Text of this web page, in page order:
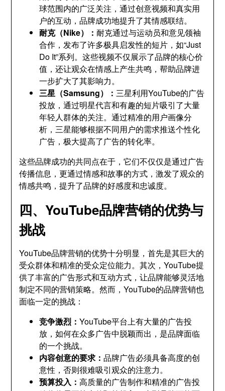
球范围内的广泛关注，通过创意视频和真实用
户的互动，品牌成功地提升了其情感联结。
耐克（Nike）：耐克通过与运动员和意见领袖
合作，发布了许多极具启发性的短片，如“Just
Do It”系列。这些视频不仅展示了品牌的核心价
值，还让观众在情感上产生共鸣，帮助品牌进
一步扩大了其影响力。
三星（Samsung）：三星利用YouTube的广告
投放，通过明星代言和有趣的短片吸引了大量
年轻人群体的关注。通过精准的用户画像分
析，三星能够根据不同用户的需求推送个性化
广告，极大提高了广告的转化率。
这些品牌成功的共同点在于，它们不仅仅是通过广告
传播信息，更通过情感和故事的方式，激发了观众的
情感共鸣，提升了品牌的好感度和忠诚度。
四、YouTube品牌营销的优势与
挑战
YouTube品牌营销的优势十分明显，首先是其巨大的
受众群体和精准的受众定位能力。其次，YouTube提
供了丰富的广告形式和互动方式，让品牌能够灵活地
制定不同的营销策略。然而，YouTube的品牌营销也
面临一定的挑战：
竞争激烈：YouTube平台上有大量的广告投
放，如何在众多广告中脱颖而出，是品牌面临
的一个挑战。
内容创意的要求：品牌广告必须具备高度的创
意性，否则很难吸引观众的注意力。
预算投入：高质量的广告制作和精准的广告投